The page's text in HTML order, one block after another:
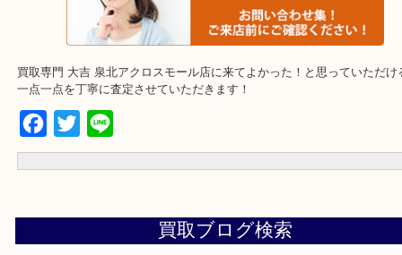
・よくいただくご質問集